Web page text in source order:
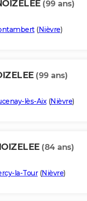
(99 ans)
(Nièvre)
(99 ans)
lès-Aix(Nièvre)
(84 ans)
la-Tour(Nièvre)